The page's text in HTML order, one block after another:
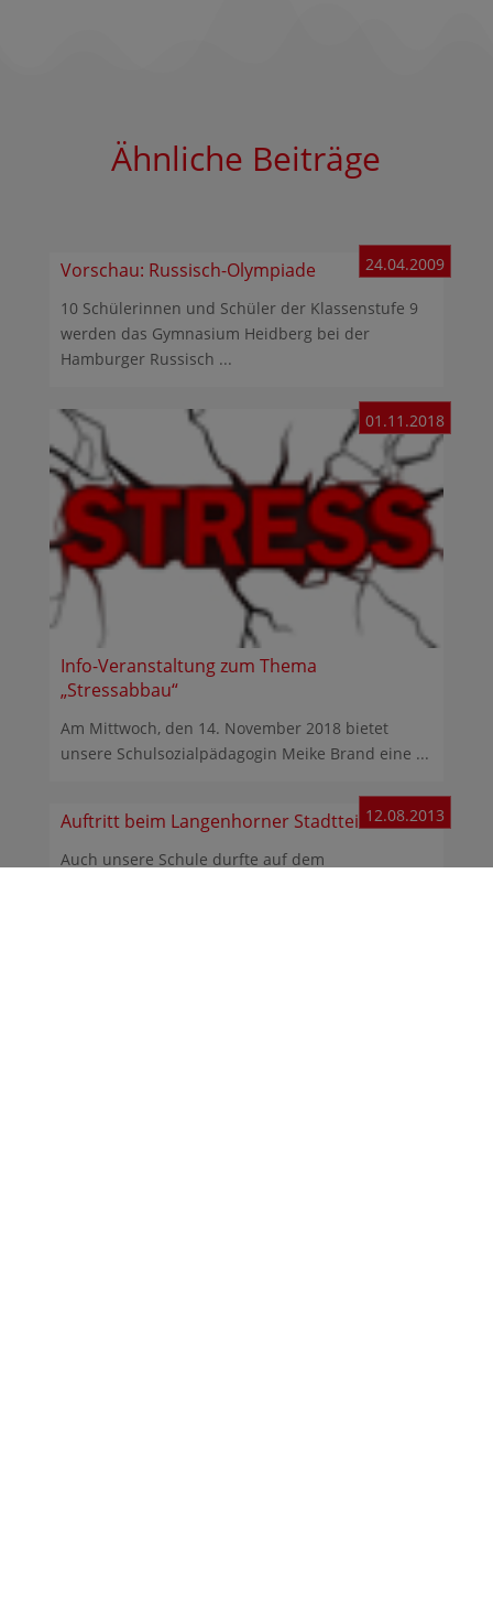
Ähnliche Beiträge
Vorschau: Russisch-Olympiade 24.04.2009
10 Schülerinnen und Schüler der Klassenstufe 9
werden das Gymnasium Heidberg bei der
Hamburger Russisch ...
Info-Veranstaltung zum Thema
„Stressabbau“
01.11.2018
Am Mittwoch, den 14. November 2018 bietet
unsere Schulsozialpädagogin Meike Brand eine ...
Auftritt beim Langenhorner Stadtteilfest12.08.2013
Auch unsere Schule durfte auf dem